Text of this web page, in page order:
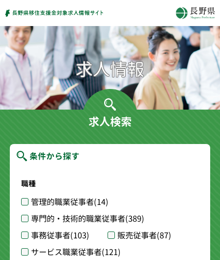
求人検索
条件から探す
職種
管理的職業従事者(14)
専門的・技術的職業従事者(389)
事務従事者(103) 販売従事者(87)
サービス職業従事者(121)